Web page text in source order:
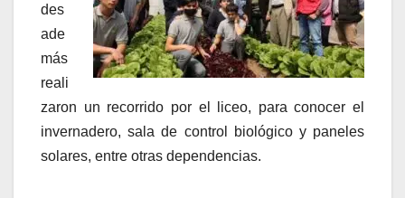
des
ade
más
reali
zaron un recorrido por el liceo, para conocer el
invernadero, sala de control biológico y paneles
solares, entre otras dependencias.